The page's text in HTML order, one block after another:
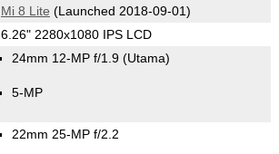
Mi 8 Lite (Launched 2018-09-01)
6.26" 2280x1080 IPS LCD
24mm 12-MP f/1.9 (Utama)
5-MP
22mm 25-MP f/2.2